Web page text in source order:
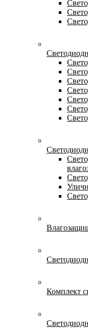
Комплект